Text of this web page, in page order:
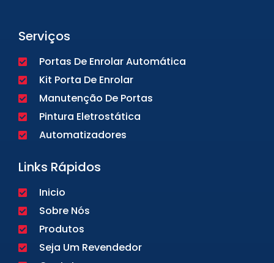
Serviços
Portas De Enrolar Automática
Kit Porta De Enrolar
Manutenção De Portas
Pintura Eletrostática
Automatizadores
Links Rápidos
Inicio
Sobre Nós
Produtos
Seja Um Revendedor